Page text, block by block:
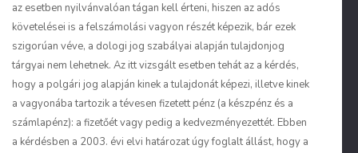
az esetben nyilvánvalóan tágan kell érteni, hiszen az adós
követelései is a felszámolási vagyon részét képezik, bár ezek
szigorúan véve, a dologi jog szabályai alapján tulajdonjog
tárgyai nem lehetnek. Az itt vizsgált esetben tehát az a kérdés,
hogy a polgári jog alapján kinek a tulajdonát képezi, illetve kinek
a vagyonába tartozik a tévesen fizetett pénz (a készpénz és a
számlapénz): a fizetőét vagy pedig a kedvezményezettét. Ebben
a kérdésben a 2003. évi elvi határozat úgy foglalt állást, hogy a